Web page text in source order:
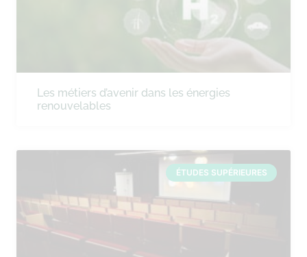
Les métiers d’avenir dans les énergies
renouvelables
ÉTUDES SUPÉRIEURES